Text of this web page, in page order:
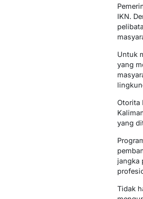
IKN.
Untuk
yang
Otorita
yang
jangka
Tidak